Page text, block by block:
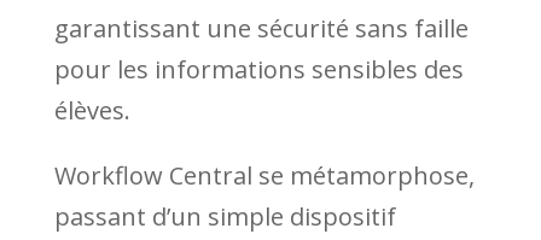
garantissant une sécurité sans faille
pour les informations sensibles des
élèves.
Workflow Central se métamorphose,
passant d’un simple dispositif